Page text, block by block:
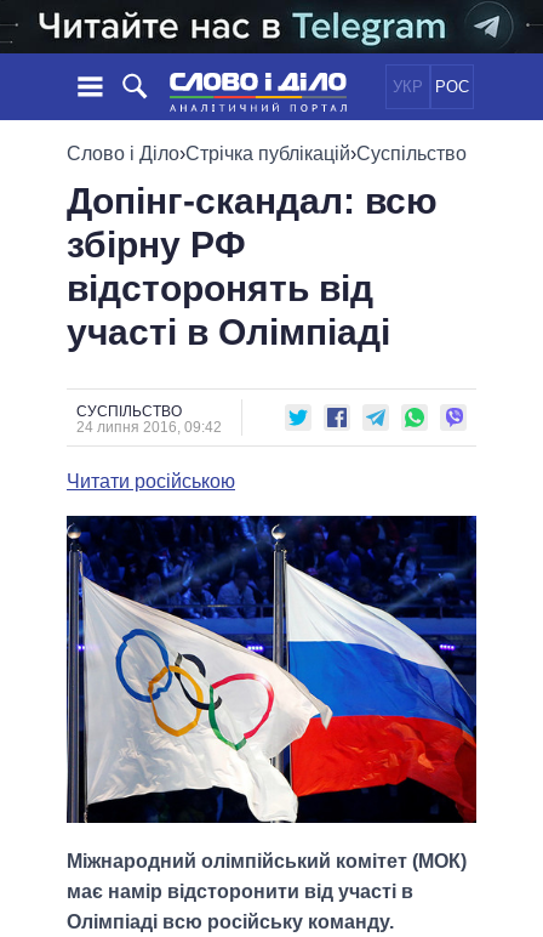
УКР РОС
НОВИНИ
СТРІЧКА
ПОДІЇ
СТАТТІ
ДУМКИ
ОГЛЯДИ
ДАЙДЖЕСТИ
ПОЛІТИКА
СУСПІЛЬСТВО
СВІТ
ОБIЦЯНКИ
ПОЛIТИКИ
УСІ ПОЛІТИКИ
ПРЕЗИДЕНТ І ОФІС
ВЕРХОВНА РАДА
КАБІНЕТ МІНІСТРІВ
МЕРИ МІСТ
ВСІ ПЕРСОНИ
ІНФОГРАФІКА
ПІДТРИМАТИ
ПОРІВНЯННЯ ПОЛІТИКІВ
Слово і Діло›Стрічка публікацій›Суспільство
Допінг-скандал: всю
збірну РФ
відсторонять від
участі в Олімпіаді
СУСПІЛЬСТВО
24 липня 2016, 09:42
Читати російською
Міжнародний олімпійський комітет (МОК)
має намір відсторонити від участі в
Олімпіаді всю російську команду.